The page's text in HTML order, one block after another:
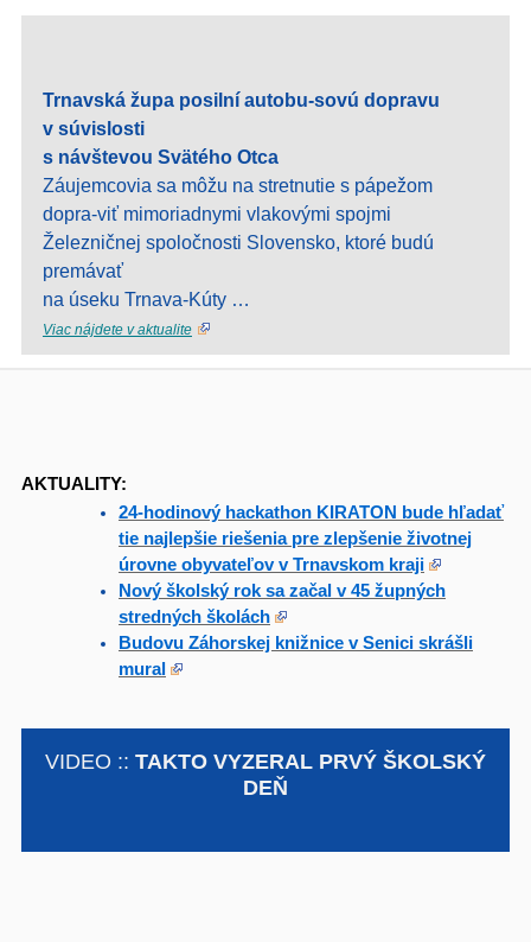
Trnavská župa posilní autobu-sovú dopravu
v súvislosti
s návštevou Svätého Otca
Záujemcovia sa môžu na stretnutie s pápežom
dopra-viť mimoriadnymi vlakovými spojmi
Železničnej spoločnosti Slovensko, ktoré budú
premávať
na úseku Trnava-Kúty …
Viac nájdete v aktualite
AKTUALITY:
24-hodinový hackathon KIRATON bude hľadať
tie najlepšie riešenia pre zlepšenie životnej
úrovne obyvateľov v Trnavskom kraji
Nový školský rok sa začal v 45 župných
stredných školách
Budovu Záhorskej knižnice v Senici skrášli
mural
VIDEO :: TAKTO VYZERAL PRVÝ ŠKOLSKÝ
DEŇ